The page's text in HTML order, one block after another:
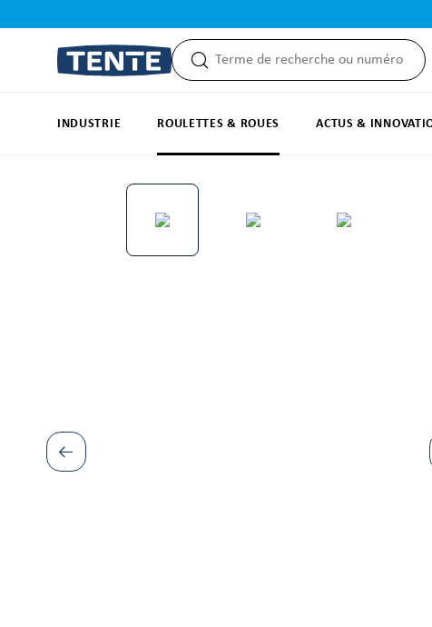
INDUSTRIE ROULETTES & ROUES ACTUS &
Ignorer la galerie d'images